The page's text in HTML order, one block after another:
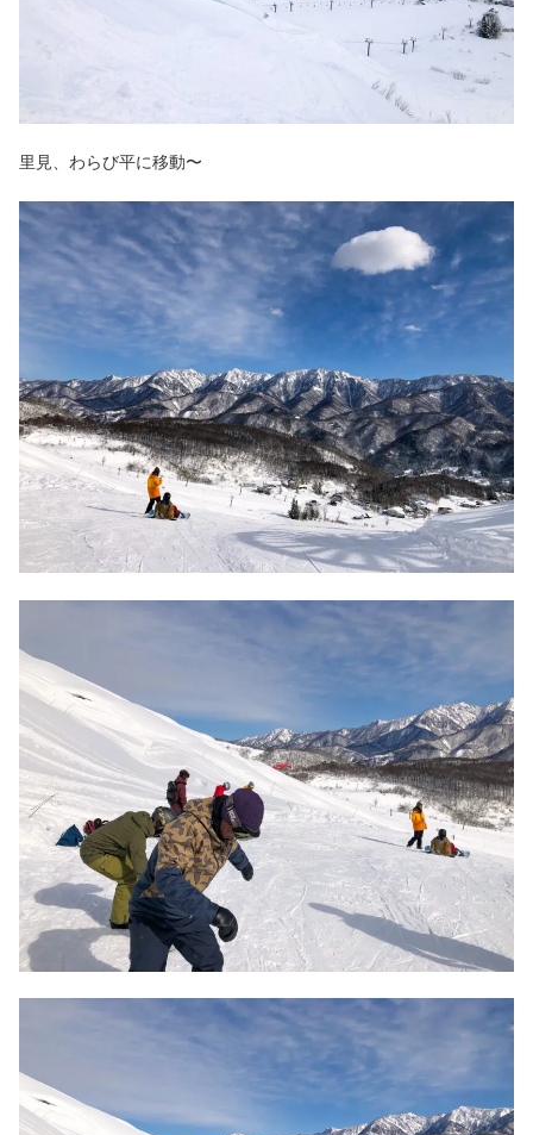
里見、わらび平に移動〜